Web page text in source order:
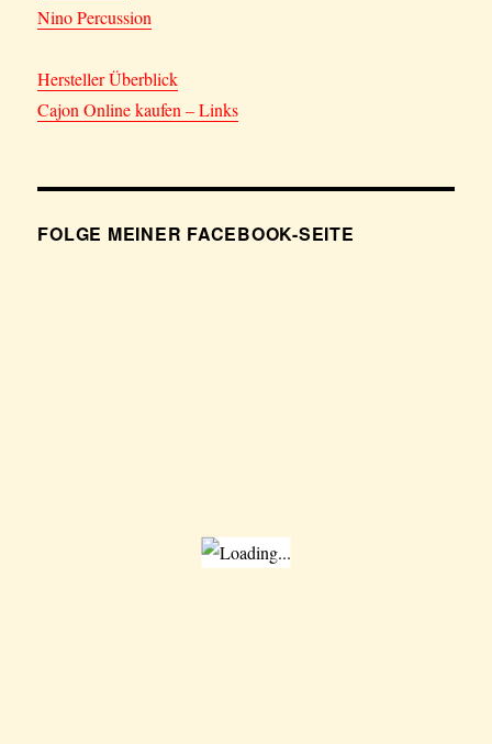
Nino Percussion
Hersteller Überblick
Cajon Online kaufen – Links
FOLGE MEINER FACEBOOK-SEITE